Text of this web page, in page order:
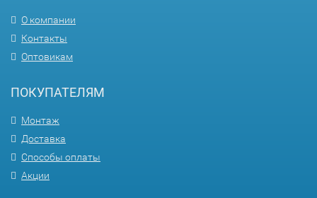
О компании
Контакты
Оптовикам
ПОКУПАТЕЛЯМ
Монтаж
Доставка
Способы оплаты
Акции